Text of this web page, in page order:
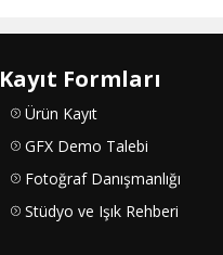
Kayıt Formları
Ürün Kayıt
GFX Demo Talebi
Fotoğraf Danışmanlığı
Stüdyo ve Işık Rehberi